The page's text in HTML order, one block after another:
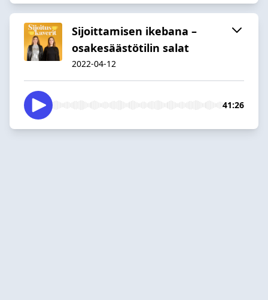
Sijoittamisen ikebana –
osakesäästötilin salat
2022-04-12
41:26